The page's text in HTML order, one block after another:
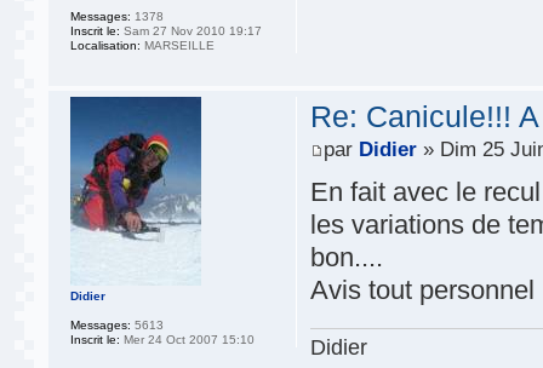
Messages: 1378
Inscrit le: Sam 27 Nov 2010 19:17
Localisation: MARSEILLE
Re: Canicule!!!
par Didier » Dim 25
En fait avec le
les variations de
bon....
Avis tout personnel
Didier
Didier
Messages: 5613
Inscrit le: Mer 24 Oct 2007 15:10